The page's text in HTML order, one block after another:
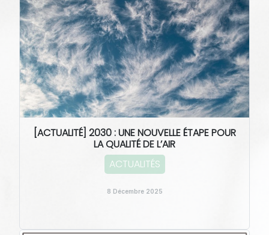
[ACTUALITÉ] 2030 : UNE NOUVELLE ÉTAPE POUR
LA QUALITÉ DE L’AIR
ACTUALITÉS
8 Décembre 2025